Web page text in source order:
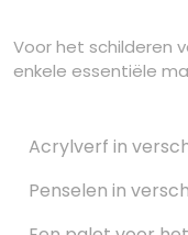
Voor het schilderen
enkele essentiële
Acrylverf in
Penselen in